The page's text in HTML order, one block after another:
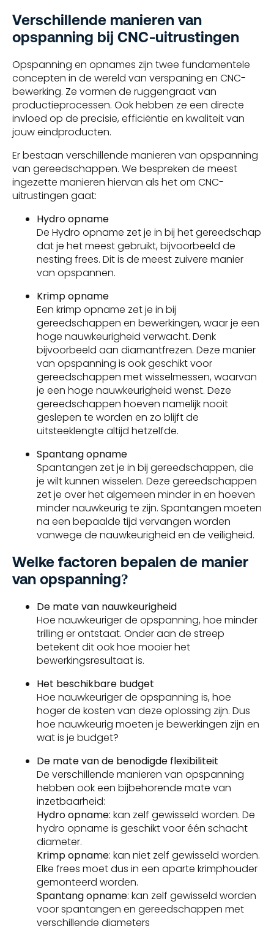
Verschillende manieren van
opspanning bij CNC-uitrustingen
Opspanning en opnames zijn twee fundamentele
concepten in de wereld van verspaning en CNC-
bewerking. Ze vormen de ruggengraat van
productieprocessen. Ook hebben ze een directe
invloed op de precisie, efficiëntie en kwaliteit van
jouw eindproducten.
Er bestaan verschillende manieren van opspanning
van gereedschappen. We bespreken de meest
ingezette manieren hiervan als het om CNC-
uitrustingen gaat:
Hydro opname
De Hydro opname zet je in bij het gereedschap
dat je het meest gebruikt, bijvoorbeeld de
nesting frees. Dit is de meest zuivere manier
van opspannen.
Krimp opname
Een krimp opname zet je in bij
gereedschappen en bewerkingen, waar je een
hoge nauwkeurigheid verwacht. Denk
bijvoorbeeld aan diamantfrezen. Deze manier
van opspanning is ook geschikt voor
gereedschappen met wisselmessen, waarvan
je een hoge nauwkeurigheid wenst. Deze
gereedschappen hoeven namelijk nooit
geslepen te worden en zo blijft de
uitsteeklengte altijd hetzelfde.
Spantang opname
Spantangen zet je in bij gereedschappen, die
je wilt kunnen wisselen. Deze gereedschappen
zet je over het algemeen minder in en hoeven
minder nauwkeurig te zijn. Spantangen moeten
na een bepaalde tijd vervangen worden
vanwege de nauwkeurigheid en de veiligheid.
Welke factoren bepalen de manier
van opspanning?
De mate van nauwkeurigheid
Hoe nauwkeuriger de opspanning, hoe minder
trilling er ontstaat. Onder aan de streep
betekent dit ook hoe mooier het
bewerkingsresultaat is.
Het beschikbare budget
Hoe nauwkeuriger de opspanning is, hoe
hoger de kosten van deze oplossing zijn. Dus
hoe nauwkeurig moeten je bewerkingen zijn en
wat is je budget?
De mate van de benodigde flexibiliteit
De verschillende manieren van opspanning
hebben ook een bijbehorende mate van
inzetbaarheid:
Hydro opname: kan zelf gewisseld worden. De
hydro opname is geschikt voor één schacht
diameter.
Krimp opname: kan niet zelf gewisseld worden.
Elke frees moet dus in een aparte krimphouder
gemonteerd worden.
Spantang opname: kan zelf gewisseld worden
voor spantangen en gereedschappen met
verschillende diameters